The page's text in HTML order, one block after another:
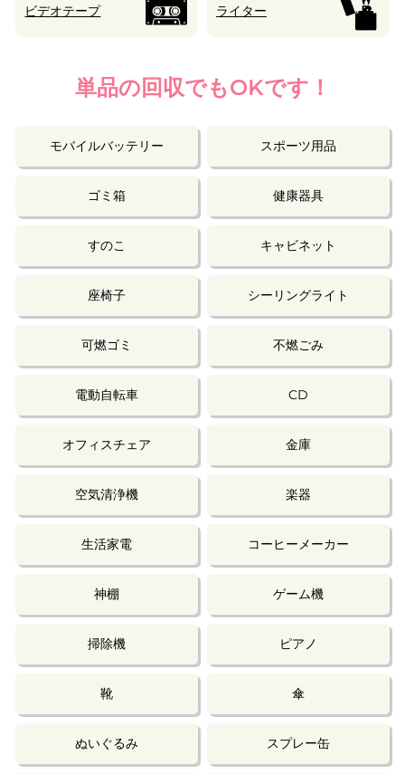
ビデオテープ ライター
単品の回収でもOKです！
モバイルバッテリー スポーツ用品
ゴミ箱 健康器具
すのこ キャビネット
座椅子 シーリングライト
可燃ゴミ 不燃ごみ
電動自転車 CD
オフィスチェア 金庫
空気清浄機 楽器
生活家電 コーヒーメーカー
神棚 ゲーム機
掃除機 ピアノ
靴 傘
ぬいぐるみ スプレー缶